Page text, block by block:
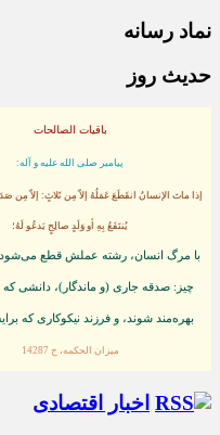
نماد رسانه
حدیث روز
باقیات الصالحات
پيامبر صلى‏ الله‏ عليه ‏و‏ آله:
إذا ماتَ الإنسانُ انقَطَعَ عَمَلُهُ إلاّ مِن ثَلاثٍ: إلاّ مِن
يُنتَفَعُ بِهِ أو وَلَدٍ صالِحٍ يَدعُو لَهُ؛
با مرگ انسان، رشته عملش قطع
چيز: صدقه جارى (و ماندگار)، دانشى كه
بهره‏‌مند شوند، و فرزند نيكوكارى كه
ميزان الحكمه، ح 14287
اخبار اقتصادی